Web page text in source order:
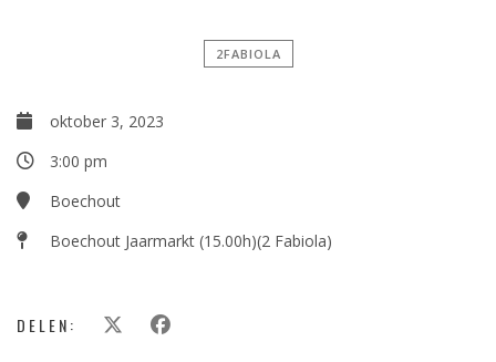
2FABIOLA
oktober 3, 2023
3:00 pm
Boechout
Boechout Jaarmarkt (15.00h)(2 Fabiola)
DELEN: